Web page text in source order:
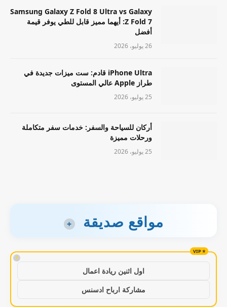
Samsung Galaxy Z Fold 8 Ultra vs Galaxy
Z Fold 7: أيهما مميز قابل للطي يوفر قيمة
أفضل
26 يوليو، 2026
iPhone Ultra قادم: ست ميزات جديدة في
طراز Apple عالي المستوى
25 يوليو، 2026
أركان للسياحة والسفر: خدمات سفر متكاملة
ورحلات مميزة
25 يوليو، 2026
مواقع صديقة +
!
اول اثنين ريادة اعمال
مشاركة ارباح ادسنس